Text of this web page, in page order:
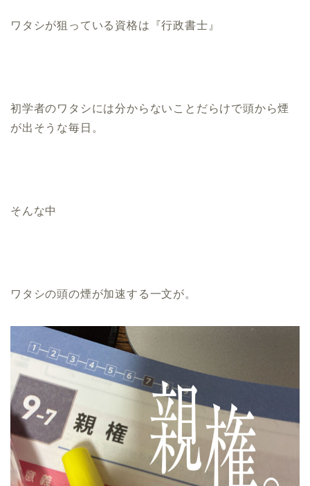
ワタシが狙っている資格は『行政書士』
初学者のワタシには分からないことだらけで頭から煙
が出そうな毎日。
そんな中
ワタシの頭の煙が加速する一文が。